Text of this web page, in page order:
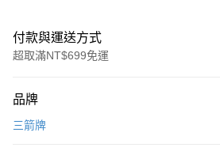
付款與運送方式
超取滿NT$699免運
信用卡一次付款
品牌
三箭牌